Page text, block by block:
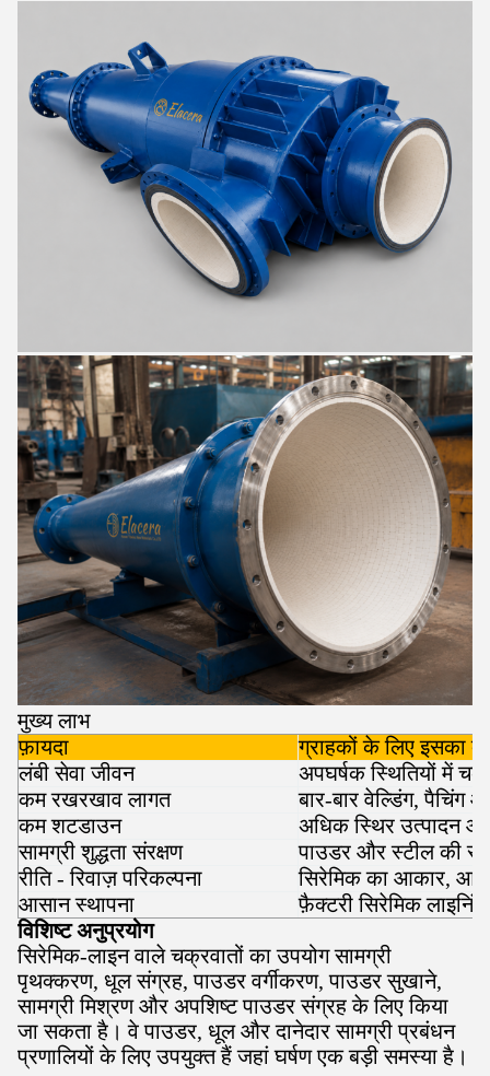
मुख्य लाभ
फ़ायदा
ग्राहकों के लिए इसका
लंबी सेवा जीवन
अपघर्षक स्थितियों में
कम रखरखाव लागत
बार-बार वेल्डिंग, पैचिंग
कम शटडाउन
अधिक स्थिर उत्पादन
सामग्री शुद्धता संरक्षण
पाउडर और स्टील की
रीति - रिवाज़ परिकल्पना
सिरेमिक का आकार,
आसान स्थापना
फ़ैक्टरी सिरेमिक
विशिष्ट अनुप्रयोग
सिरेमिक-लाइन वाले चक्रवातों का उपयोग सामग्री
पृथक्करण, धूल संग्रह, पाउडर वर्गीकरण, पाउडर सुखाने,
सामग्री मिश्रण और अपशिष्ट पाउडर संग्रह के लिए किया
जा सकता है। वे पाउडर, धूल और दानेदार सामग्री प्रबंधन
प्रणालियों के लिए उपयुक्त हैं जहां घर्षण एक बड़ी समस्या है।